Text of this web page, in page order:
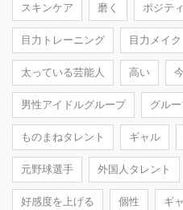
スキンケア 磨く ポジテ
目力トレーニング 目力メイク
太っている芸能人 高い
男性アイドルグループ グル
ものまねタレント ギャル
元野球選手 外国人タレント
好感度を上げる 個性 ギ